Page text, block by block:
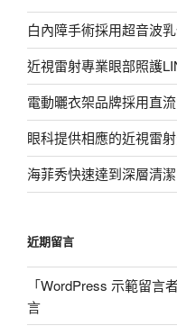
白內障手術採用超音波
近視雷射專業眼部照護
電動曬衣架品牌採用直
眼科提供相應的近視雷
海菲秀快速達到深層清
近期留言
「WordPress 示範留言
言